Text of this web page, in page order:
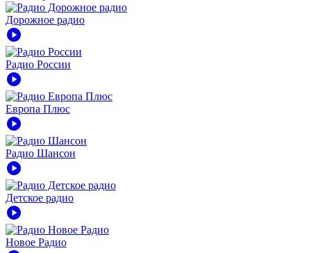
Дорожное радио
play_circle
Радио России
play_circle
Европа Плюс
play_circle
Радио Шансон
play_circle
Детское радио
play_circle
Новое Радио